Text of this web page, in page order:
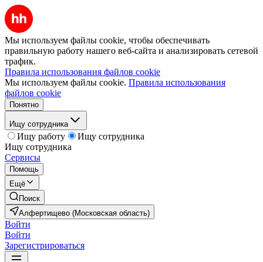
Мы используем файлы cookie, чтобы обеспечивать
правильную работу нашего веб-сайта и анализировать сетевой
трафик.
Правила использования файлов cookie
Мы используем файлы cookie. Правила использования
файлов cookie
Понятно
Ищу сотрудника
Ищу работу
Ищу сотрудника
Ищу сотрудника
Сервисы
Помощь
Ещё
Поиск
Алфертищево (Московская область)
Войти
Войти
Зарегистрироваться